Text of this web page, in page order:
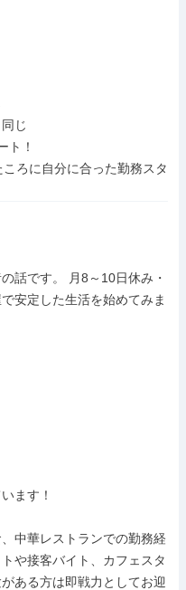
じ
ト！
ろに自分に合った勤務スタ
話です。 月8～10日休み・
安定した生活を始めてみま
ます！
中華レストランでの勤務経
や接客バイト、カフェスタ
ある方は即戦力としてお迎